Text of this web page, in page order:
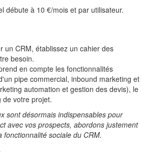
débute à 10 €/mois et par utilisateur.
un CRM, établissez un cahier des
besoin.
en compte les fonctionnalités
pipe commercial, inbound marketing et
automation et gestion des devis), le
de votre projet.
sont désormais indispensables pour
avec vos prospects, abordons justement
sociale du CRM.